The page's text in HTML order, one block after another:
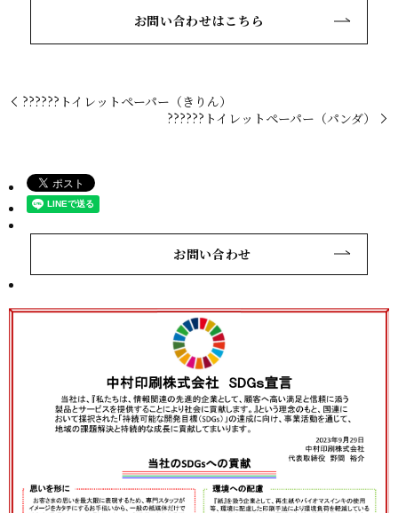
お問い合わせはこちら
??????トイレットペーパー（きりん）
??????トイレットペーパー（パンダ）
お問い合わせ